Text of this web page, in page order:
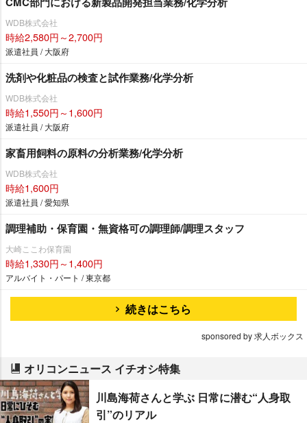
WDB株式会社
時給2,580円～2,700円
派遣社員 / 大阪府
洗剤や化粧品の検査と試作業務/化学分析
WDB株式会社
時給1,550円～1,600円
派遣社員 / 大阪府
家畜用飼料の原料の分析業務/化学分析
WDB株式会社
時給1,600円
派遣社員 / 愛知県
調理補助・保育園・無資格可の調理師/調理スタッフ
大崎ここわ保育園
時給1,330円～1,400円
アルバイト・パート / 東京都
続きはこちら
sponsored by 求人ボックス
オリコンニュース イチオシ特集
川島海荷さんと学ぶ 日常に潜む“人身取
引”のリアル